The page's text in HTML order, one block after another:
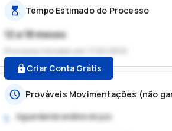
Tempo Estimado do Processo
12 a 18 meses
Processo iniciado em
Criar Conta Grátis
Prováveis Movimentações (não
1. Aguardando análise do juiz